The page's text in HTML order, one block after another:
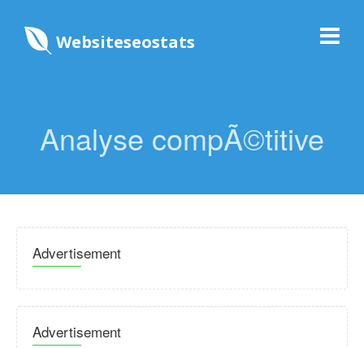
Websiteseostats
Analyse compÃ©titive
Advertisement
Advertisement